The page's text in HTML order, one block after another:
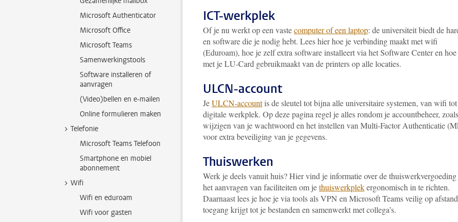
Microsoft Authenticator
Microsoft Office
Microsoft Teams
Samenwerkingstools
Software installeren of
aanvragen
(Video)bellen en e-mailen
Online formulieren maken
Telefonie
Microsoft Teams Telefoon
Smartphone en mobiel
abonnement
Wifi
Wifi en eduroam
Wifi voor gasten
ICT-werkplek
Of je nu werkt op een vastecomputer of een laptop: de universiteit biedt de
en software die je nodig hebt. Lees hier hoe je verbinding maakt met wifi
(Eduroam), hoe je zelf extra software installeert via het Software Center en
met je LU-Card gebruikmaakt van de printers op alle locaties.
ULCN-account
JeULCN-accountis de sleutel tot bijna alle universitaire systemen, van wifi
digitale werkplek. Op deze pagina regel je alles rondom je accountbeheer,
wijzigen van je wachtwoord en het instellen van Multi-Factor Authenticatie
voor extra beveiliging van je gegevens.
Thuiswerken
Werk je deels vanuit huis? Hier vind je informatie over de thuiswerkvergoeding
het aanvragen van faciliteiten om jethuiswerkplekergonomisch in te richten.
Daarnaast lees je hoe je via tools als VPN en Microsoft Teams veilig op afstand
toegang krijgt tot je bestanden en samenwerkt met collega’s.